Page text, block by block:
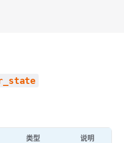
类型 说明